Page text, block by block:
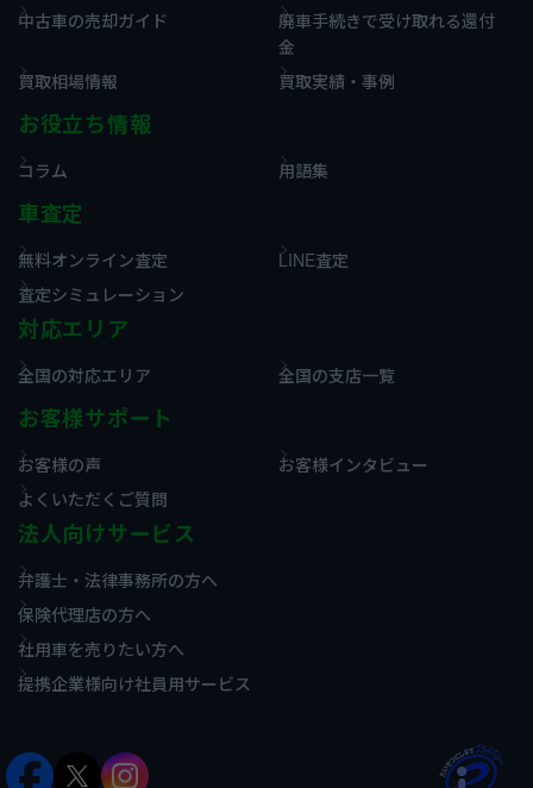
中古車の売却ガイド
廃車手続きで受け取れる還付
金
買取相場情報
買取実績・事例
お役立ち情報
コラム 用語集
車査定
無料オンライン査定
LINE査定
査定シミュレーション
対応エリア
全国の対応エリア 全国の支店一覧
お客様サポート
お客様の声
お客様インタビュー
よくいただくご質問
法人向けサービス
弁護士・法律事務所の方へ
保険代理店の方へ
社用車を売りたい方へ
提携企業様向け社員用サービス